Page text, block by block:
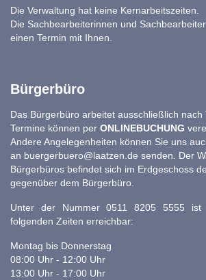
Die Verwaltung hat keine Kernarbeitszeiten.
Die Sachbearbeiterinnen und
einen Termin mit Ihnen.
Bürgerbüro
Das Bürgerbüro arbeitet ausschließlich nach
Termine können per ONLINEBUCHUNG
Andere Angelegenheiten können Sie uns
an buergerbuero@laatzen.de senden. Der
Bürgerbüros befindet sich im Erdgeschoss
gegenüber dem Bürgerbüro.
Unter der Nummer 0511 8205 5555 ist
folgenden Zeiten erreichbar:
Montag bis Donnerstag
08:00 Uhr - 12:00 Uhr
13:00 Uhr - 17:00 Uhr